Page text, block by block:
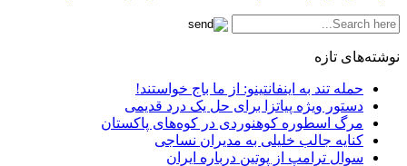
نوشته‌های تازه
حمله تند به اینفانتینو: از ما باج خواستند!
دستور ویژه پیاتزا برای حل یک درد قدیمی
مرگ اسطوره کوهنوردی در کوه‌های پاکستان
کنایه جالب خلیلی به مدیران نساجی
سوال ترامپ از پوتین درباره ایران